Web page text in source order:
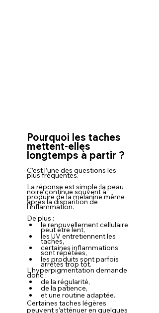
Pourquoi les taches
mettent-elles
longtemps à partir ?
C’est l’une des questions les
plus fréquentes.
La réponse est simple :la peau
noire continue souvent à
produire de la mélanine même
après la disparition de
l’inflammation.
De plus :
le renouvellement cellulaire
peut être lent,
les UV entretiennent les
taches,
certaines inflammations
sont répétées,
les produits sont parfois
arrêtés trop tôt.
L’hyperpigmentation demande
donc :
de la régularité,
de la patience,
et une routine adaptée.
Certaines taches légères
peuvent s’atténuer en quelques